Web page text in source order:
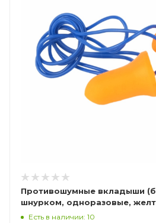
Противошумные вкладыши
Есть в наличии: 10